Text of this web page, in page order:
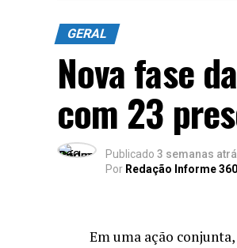
GERAL
Nova fase
com 23
Publicado 3 semanas
Por Redação Informe 360
Em uma ação conjunta,